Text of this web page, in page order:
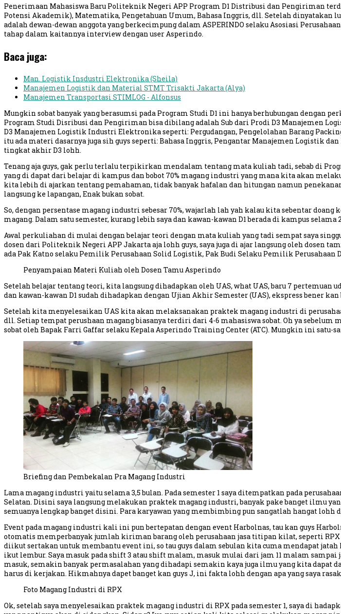
Penerimaan Mahasiswa Baru Politeknik Negeri APP Program D1 Distribusi dan Pengiriman
Potensi Akademik), Matematika, Pengetahuan Umum, Bahasa Inggris, dll. Setelah dinyatakan
adalah dewan-dewan anggota yang berkecimpung dalam ASPERINDO selaku Asosiasi
tahap dalam kaitannya interview dengan user Asperindo.
Baca juga:
Man. Logistik Insdustri Elektronika (Sheila)
Manajemen Logistik dan Material STMT Trisakti Jakarta (Alya)
Manajemen Transportasi STIMLOG - Alfonsus
Mungkin sobat banyak yang berasumsi pada Program Studi D1 ini hanya berhubungan dengan
Program Studi Disribusi dan Pengiriman bisa dibilang adalah Sub dari Prodi D3 Manajemen
D3 Manajemen Logistik Industri Elektronika seperti: Pergudangan, Pengelolahan Barang
itu ada materi dasarnya juga sih guys seperti: Bahasa Inggris, Pengantar Manajemen Logistik
tingkat akhir D3 lohh.
Tenang aja guys, gak perlu terlalu terpikirkan mendalam tentang mata kuliah tadi, sebab di
yang di dapat dari belajar di kampus dan bobot 70% magang industri yang mana kita akan
kita lebih di ajarkan tentang pemahaman, tidak banyak hafalan dan hitungan namun
langsung ke lapangan, Enak bukan sobat.
So, dengan persentase magang industri sebesar 70%, wajarlah lah yah kalau kita sebentar
magang. Dalam satu semester, kurang lebih saya dan kawan-kawan D1 berada di kampus
Awal perkuliahan di mulai dengan belajar teori dengan mata kuliah yang tadi sempat saya
dosen dari Politeknik Negeri APP Jakarta aja lohh guys, saya juga di ajar langsung oleh dosen
ada Pak Katno selaku Pemilik Perusahaan Solid Logistik, Pak Budi Selaku Pemilik Perusahaan
Penyampaian Materi Kuliah oleh Dosen Tamu Asperindo
Setelah belajar tentang teori, kita langsung dihadapkan oleh UAS, what UAS, baru 7 pertemuan
dan kawan-kawan D1 sudah dihadapkan dengan Ujian Akhir Semester (UAS), ekspress bener kan
Setelah kita menyelesaikan UAS kita akan melaksanakan praktek magang industri di
dll. Setiap tempat perushaan magang biasanya terdiri dari 4-6 mahasiswa sobat. Oh ya
sobat oleh Bapak Farri Gaffar selaku Kepala Asperindo Training Center (ATC). Mungkin ini
Briefing dan Pembekalan Pra Magang Industri
Lama magang industri yaitu selama 3,5 bulan. Pada semester 1 saya ditempatkan pada
Selatan. Disini saya langsung melakukan praktek magang industri, banyak pake banget ilmu
semuanya lengkap banget disini. Para karyawan yang membimbing pun sangatlah hangat
Event pada magang industri kali ini pun bertepatan dengan event Harbolnas, tau kan guys
otomatis memperbanyak jumlah kiriman barang oleh perusahaan jasa titipan kilat, seperti RPX
diikut sertakan untuk membantu event ini, so tau guys dalam sebulan kita cuma mendapat
ikut lembur. Saya masuk pada shift 3 atau shift malam, masuk mulai dari jam 11 malam
masuk, semakin banyak permasalahan yang dihadapi semakin kaya juga ilmu yang kita
harus di kerjakan. Hikmahnya dapet banget kan guys J, ini fakta lohh dengan apa yang saya
Foto Magang Industri di RPX
Ok, setelah saya menyelesaikan praktek magang industri di RPX pada semester 1, saya di